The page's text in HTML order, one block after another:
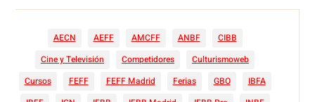
AECN AEFF AMCFF ANBF
CIBB
Cine y Televisión
Competidores
Culturismoweb
Cursos
FEFF FEFF Madrid Ferias GBO
IBFA